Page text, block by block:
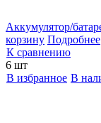
Аккумулятор/
корзину Подробнее
К сравнению
6 шт
В избранное В